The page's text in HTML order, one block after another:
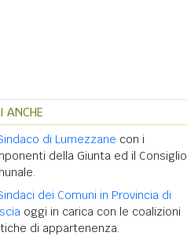
ANCHE
di Lumezzane con i
della Giunta ed il Consiglio
dei Comuni in Provincia di
oggi in carica con le coalizioni
di appartenenza.